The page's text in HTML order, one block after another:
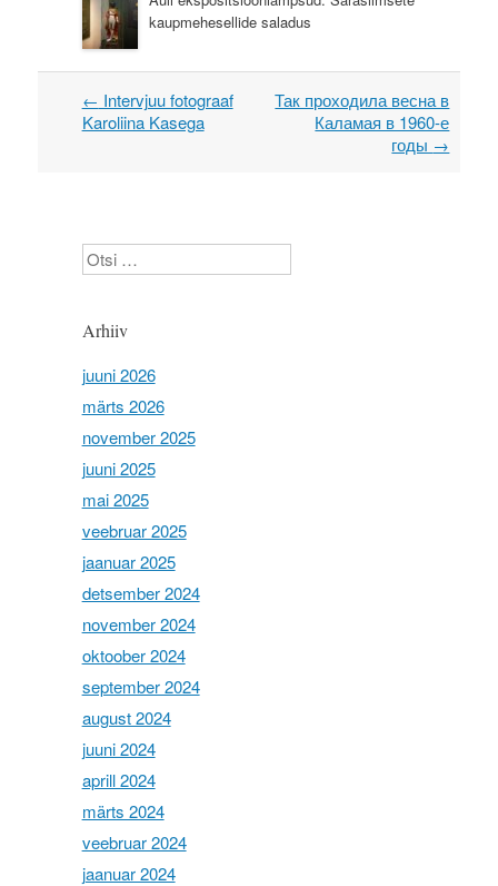
kaupmehesellide saladus
Post navigation
← Intervjuu fotograaf
Karoliina Kasega
Так проходила весна в
Каламая в 1960-е
годы →
Otsi
Arhiiv
juuni 2026
märts 2026
november 2025
juuni 2025
mai 2025
veebruar 2025
jaanuar 2025
detsember 2024
november 2024
oktoober 2024
september 2024
august 2024
juuni 2024
aprill 2024
märts 2024
veebruar 2024
jaanuar 2024